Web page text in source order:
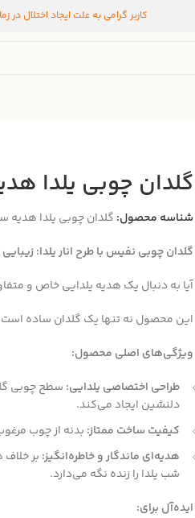
کاربر گرامی به علت ایجاد اختلال
گلدان چوبی یلدا
شناسه محصول: گلدان چوبی یلدا هدیه
گلدان چوبی نفیس با طرح انار یلدا:
آیا به دنبال یک هدیه یلدایی خاص و
این محصول نه تنها یک گلدان ساده
ویژگی‌های اصلی محصول:
طراحی اختصاصی یلدایی: سطح چوبی
دلنشین ایجاد می‌کند.
کیفیت ساخت ممتاز: بدنه از چوب
هدیه‌ای ماندگار و خاطره‌انگیز: بر
شب یلدا را زنده نگه می‌دارد.
ایده‌آل برای: